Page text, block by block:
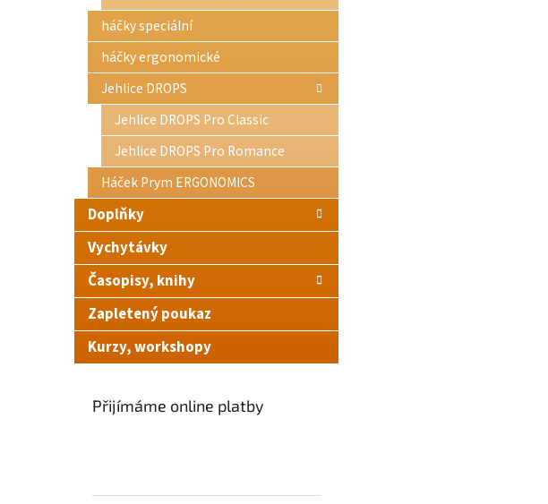
háčky speciální
háčky ergonomické
Jehlice DROPS
Jehlice DROPS Pro Classic
Jehlice DROPS Pro Romance
Háček Prym ERGONOMICS
Doplňky
Vychytávky
Časopisy, knihy
Zapletený poukaz
Kurzy, workshopy
Přijímáme online platby